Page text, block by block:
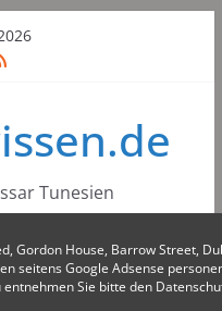
Tunesien
Gordon House, Barrow Street,
seitens Google Adsense
Sie bitte den